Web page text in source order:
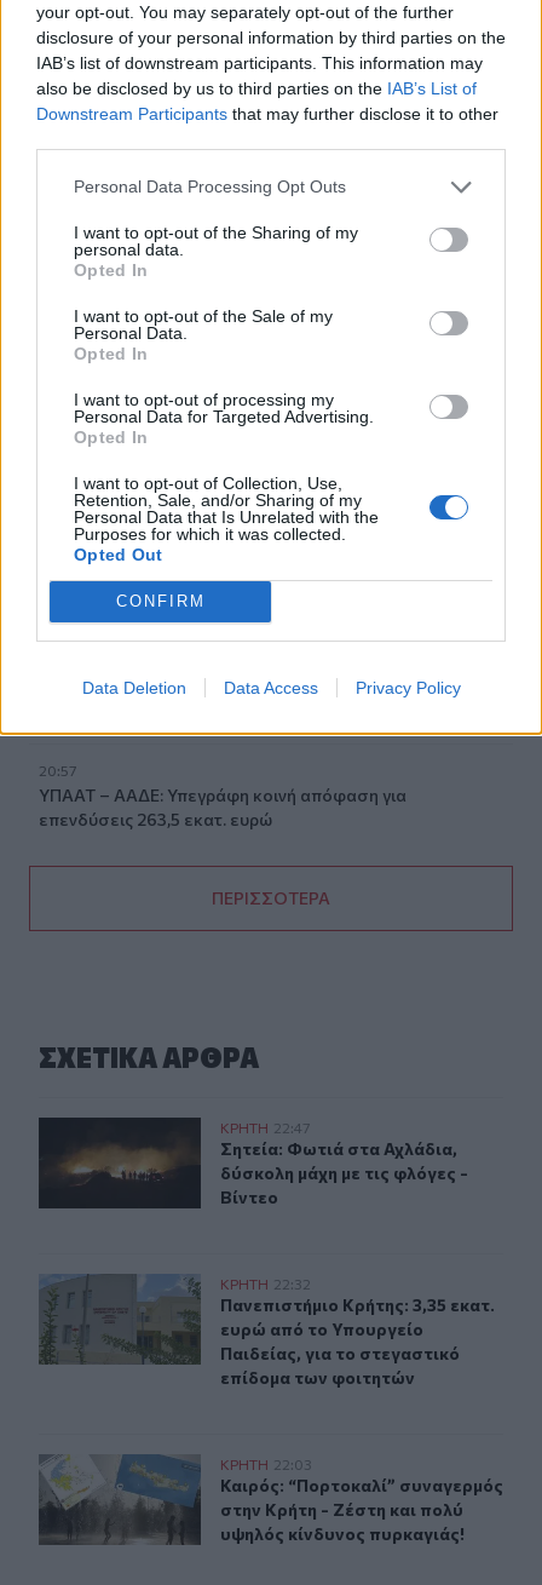
your opt-out. You may separately opt-out of the further
disclosure of your personal information by third parties on the
IAB’s list of downstream participants. This information may
also be disclosed by us to third parties on the IAB’s List of
Downstream Participants that may further disclose it to other
Personal Data Processing Opt Outs
I want to opt-out of the Sharing of my
personal data.
Opted In
I want to opt-out of the Sale of my
Personal Data.
Opted In
I want to opt-out of processing my
Personal Data for Targeted Advertising.
Opted In
I want to opt-out of Collection, Use,
Retention, Sale, and/or Sharing of my
Personal Data that Is Unrelated with the
Purposes for which it was collected.
Opted Out
CONFIRM
Data Deletion Data Access Privacy Policy
22:02
Σφοδρή επίθεση κατά Καρυστιανού-Γρατσία από πρώην
στελέχη: «Συνεχής εσωστρέφεια και τραγικά
επικοινωνιακά λάθη»
21:57
Ηράκλειο: "Σε άθλια κατάσταση το μνημείο πεσόντων
Εφέδρων Αξιωματικών στον Καράβολα"
Λαμία: Απατεώνες άρπαξαν μεγάλο χρηματικό ποσό από
παραλία της Αγίας Βάσως στο Τρίκερι
Μεταναστευτικό: Σύλληψη 18χρονου διακινητή για την
"καραβιά" στον Τσούτσουρα
Δημοπρατείται η μπάλα των ιστορικών γκολ του
Μαραντόνα επί της Αγγλίας στο Μουντιάλ 1986
Διεθνείς διακρίσεις για τη μαθητική ταινία stop motion
20:57
ΥΠΑΑΤ – ΑΑΔΕ: Υπεγράφη κοινή απόφαση για
επενδύσεις 263,5 εκατ. ευρώ
ΠΕΡΙΣΣΟΤΕΡΑ
ΣΧΕΤΙΚA AΡΘΡΑ
Σητεία: Φωτιά στα Αχλάδια, δύσκολη μάχη με τις
ΚΡΗΤΗ 22:47
Σητεία: Φωτιά στα Αχλάδια,
Σητεία: Φωτιά στα Αχλάδια,
δύσκολη μάχη με τις φλόγες -
Βίντεο
Πανεπιστήμιο Κρήτης: 3,35 εκατ. ευρώ από το
ΚΡΗΤΗ 22:32
Πανεπιστήμιο Κρήτης: 3,35 εκατ.
Πανεπιστήμιο Κρήτης: 3,35 εκατ.
ευρώ από το Υπουργείο
Παιδείας, για το στεγαστικό
επίδομα των φοιτητών
Καιρός: “Πορτοκαλί” συναγερμός στην Κρήτη - Ζέστη
ΚΡΗΤΗ 22:03
Καιρός: “Πορτοκαλί” συναγερμός
Καιρός: “Πορτοκαλί” συναγερμός
στην Κρήτη - Ζέστη και πολύ
υψηλός κίνδυνος πυρκαγιάς!